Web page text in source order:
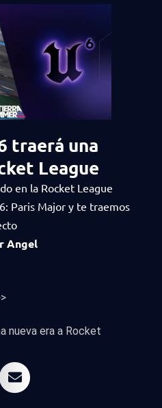
traerá una
League
en la Rocket League
Paris Major y te traemos
Angel
nueva era a Rocket